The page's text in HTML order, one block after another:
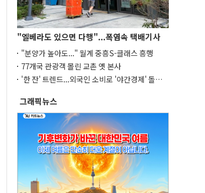
"엘베라도 있으면 다행"...폭염속 택배기사
"분양가 높아도..." 월계 중흥S-클래스 흥행
77개국 관광객 몰린 교촌 옛 본사
'한 잔' 트렌드...외국인 소비로 '야간경제' 돌파
그래픽뉴스